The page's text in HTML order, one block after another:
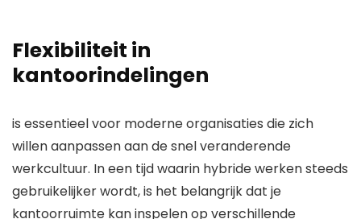
Flexibiliteit in
kantoorindelingen
is essentieel voor moderne organisaties die zich
willen aanpassen aan de snel veranderende
werkcultuur. In een tijd waarin hybride werken steeds
gebruikelijker wordt, is het belangrijk dat je
kantoorruimte kan inspelen op verschillende